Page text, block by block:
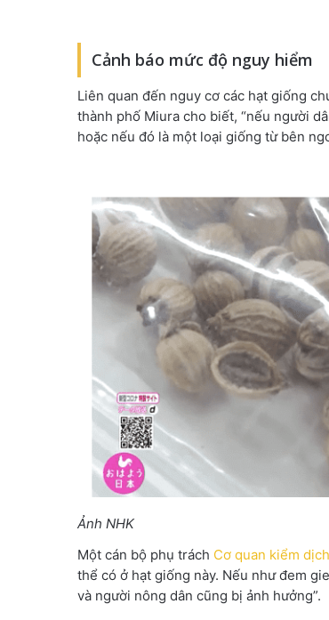
Cảnh báo mức độ nguy hiểm
Liên quan đến nguy cơ các hạt giống
thành phố Miura cho biết, “nếu người
hoặc nếu đó là một loại giống từ bên
Ảnh NHK
Một cán bộ phụ trách Cơ quan kiểm
thể có ở hạt giống này. Nếu như đem
và người nông dân cũng bị ảnh hưởng”.